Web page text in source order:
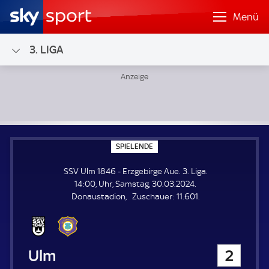
Menü
3. LIGA
SPIELENDE
P
E
L
E
N
SSV Ulm 1846 - Erzgebirge Aue. 3. Liga.
14:00, Uhr, Samstag, 30.03.2024.
Donaustadion
Zuschauer: Z
11.601.
SSV Ulm 1846 2